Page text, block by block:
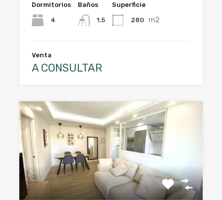
Dormitorios
4
Baños
1.5
Superficie
280 m2
Venta
A CONSULTAR